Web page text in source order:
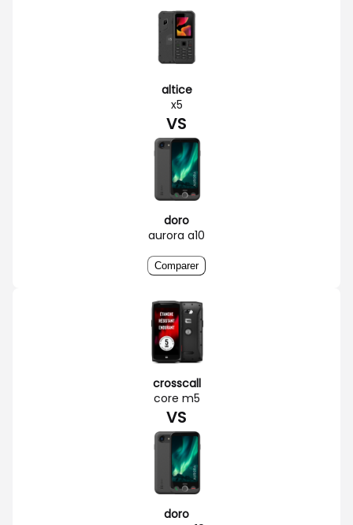
altice
x5
VS
doro
aurora a10
Comparer
crosscall
core m5
VS
doro